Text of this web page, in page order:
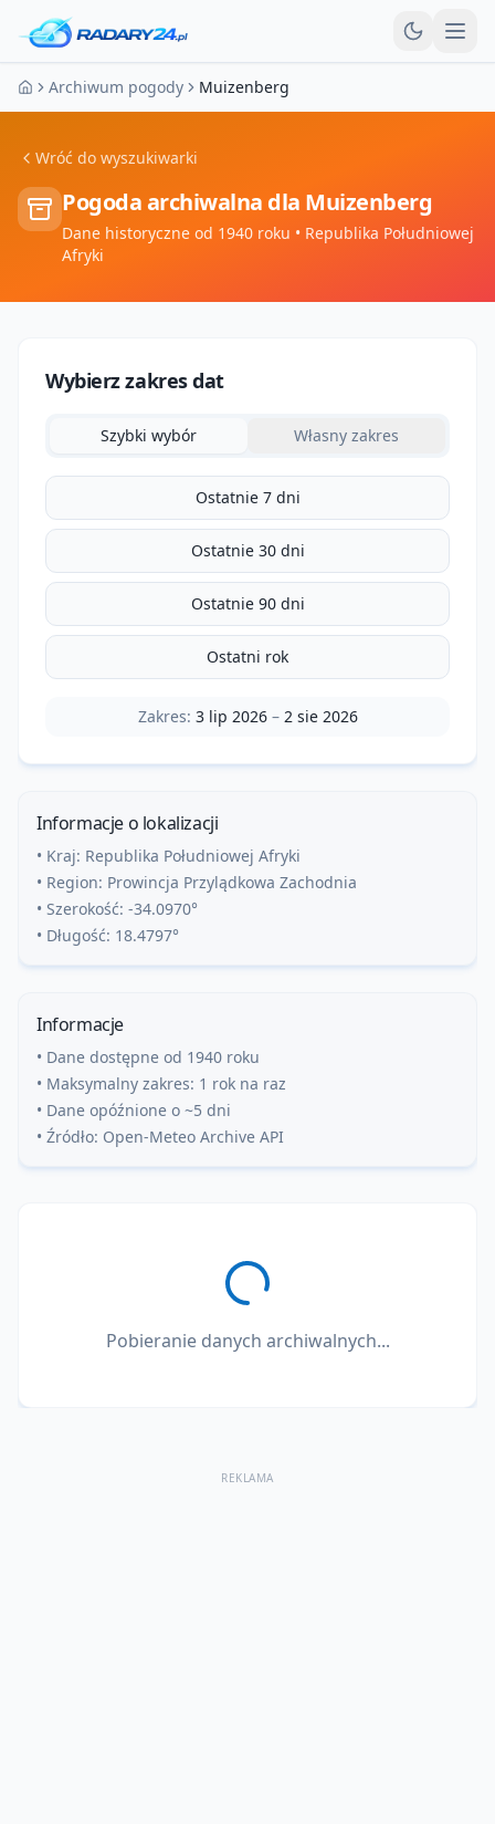
Strona główna
Archiwum pogody Muizenberg
Wróć do wyszukiwarki
Pogoda archiwalna dla Muizenberg
Dane historyczne od 1940 roku • Republika Południowej
Afryki
Wybierz zakres dat
Szybki wybór Własny zakres
Ostatnie 7 dni
Ostatnie 30 dni
Ostatnie 90 dni
Ostatni rok
Zakres: 3 lip 2026– 2 sie 2026
Informacje o lokalizacji
• Kraj: Republika Południowej Afryki
• Region: Prowincja Przylądkowa Zachodnia
• Szerokość: -34.0970°
• Długość: 18.4797°
Informacje
• Dane dostępne od 1940 roku
• Maksymalny zakres: 1 rok na raz
• Dane opóźnione o ~5 dni
• Źródło: Open-Meteo Archive API
Pobieranie danych archiwalnych...
REKLAMA